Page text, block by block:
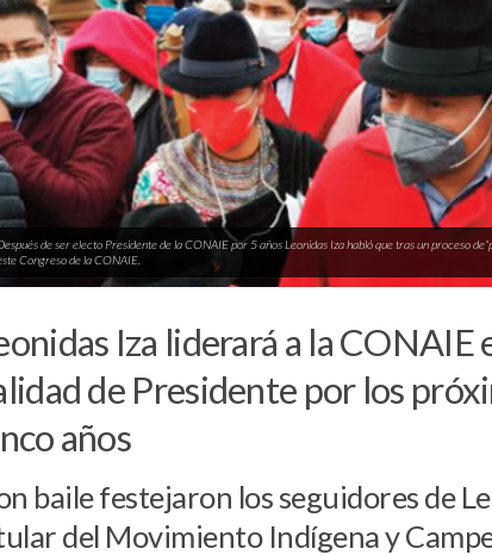
de ser electo Presidente de la CONAIE por 5 años Leonidas Iza habló que tras un proceso
Congreso de la CONAIE.
Iza liderará a la CONAIE
de Presidente por los
años
baile festejaron los seguidores de
del Movimiento Indígena y